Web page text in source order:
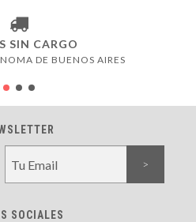
SIN CARGO
DE BUENOS AIRES
SOCIALES